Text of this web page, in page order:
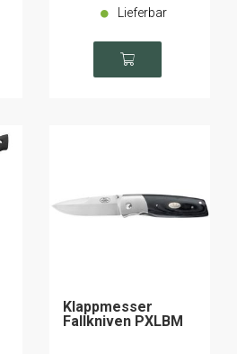
Lieferbar
Klappmesser
Fallkniven PXLBM